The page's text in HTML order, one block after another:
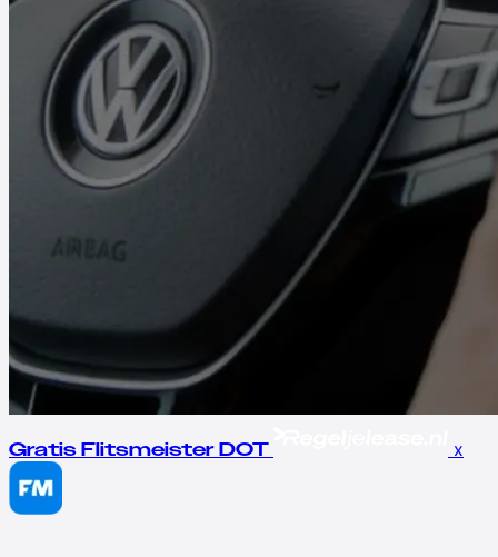
Gratis Flitsmeister DOT x